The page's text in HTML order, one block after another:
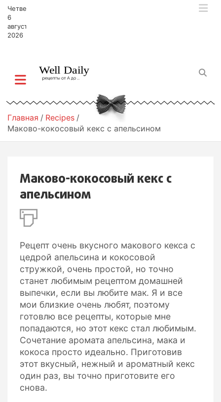
Четверг,
6
августа,
2026
Главная
Recipes
Маково-кокосовый кекс с апельсином
Маково-кокосовый кекс с
апельсином
Рецепт очень вкусного макового кекса с
цедрой апельсина и кокосовой
стружкой, очень простой, но точно
станет любимым рецептом домашней
выпечки, если вы любите мак. Я и все
мои близкие очень любят, поэтому
готовлю все рецепты, которые мне
попадаются, но этот кекс стал любимым.
Сочетание аромата апельсина, мака и
кокоса просто идеально. Приготовив
этот вкусный, нежный и ароматный кекс
один раз, вы точно приготовите его
снова.